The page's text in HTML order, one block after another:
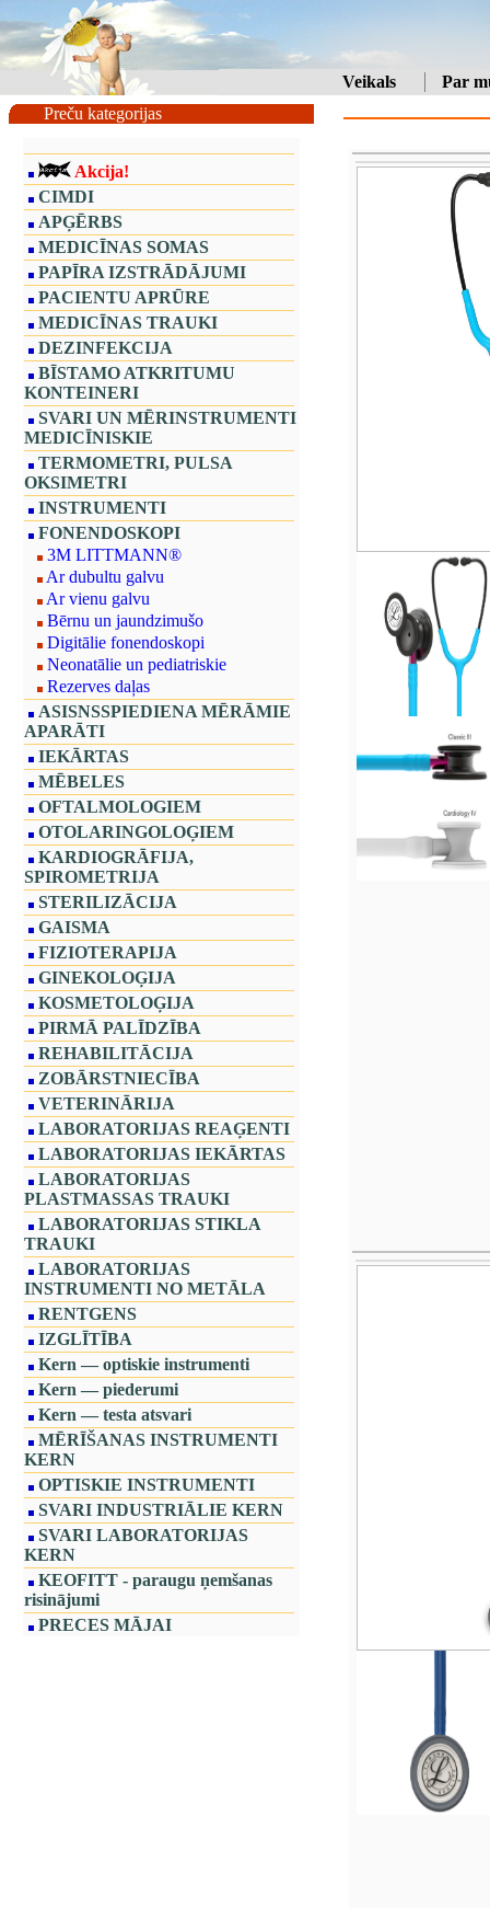
Veikals
Par
Preču kategorijas
Akcija!
CIMDI
APĢĒRBS
MEDICĪNAS SOMAS
PAPĪRA IZSTRĀDĀJUMI
PACIENTU APRŪRE
MEDICĪNAS TRAUKI
DEZINFEKCIJA
BĪSTAMO ATKRITUMU
KONTEINERI
SVARI UN MĒRINSTRUMENTI
MEDICĪNISKIE
TERMOMETRI, PULSA
OKSIMETRI
INSTRUMENTI
FONENDOSKOPI
3M LITTMANN®
Ar dubultu galvu
Ar vienu galvu
Bērnu un jaundzimušo
Digitālie fonendoskopi
Neonatālie un pediatriskie
Rezerves daļas
ASISNSSPIEDIENA MĒRĀMIE
APARĀTI
IEKĀRTAS
MĒBELES
OFTALMOLOGIEM
OTOLARINGOLOĢIEM
KARDIOGRĀFIJA,
SPIROMETRIJA
STERILIZĀCIJA
GAISMA
FIZIOTERAPIJA
GINEKOLOĢIJA
KOSMETOLOĢIJA
PIRMĀ PALĪDZĪBA
REHABILITĀCIJA
ZOBĀRSTNIECĪBA
VETERINĀRIJA
LABORATORIJAS REAĢENTI
LABORATORIJAS IEKĀRTAS
LABORATORIJAS
PLASTMASSAS TRAUKI
LABORATORIJAS STIKLA
TRAUKI
LABORATORIJAS
INSTRUMENTI NO METĀLA
RENTGENS
IZGLĪTĪBA
Kern — optiskie instrumenti
Kern — piederumi
Kern — testa atsvari
MĒRĪŠANAS INSTRUMENTI
KERN
OPTISKIE INSTRUMENTI
SVARI INDUSTRIĀLIE KERN
SVARI LABORATORIJAS
KERN
KEOFITT - paraugu ņemšanas
risinājumi
PRECES MĀJAI